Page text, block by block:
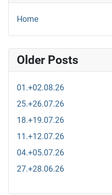
Home
Older Posts
01.+02.08.26
25.+26.07.26
18.+19.07.26
11.+12.07.26
04.+05.07.26
27.+28.06.26